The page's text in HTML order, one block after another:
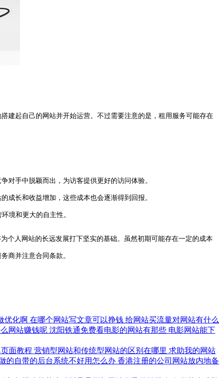
建起自己的网站并开始运营。不过需要注意的是，租用服务可能存在
对手中脱颖而出，为访客提供更好的访问体验。
长和收益增加，这些成本也会逐渐得到回报。
境和更大的自主性。
个人网站的长远发展打下坚实的基础。虽然初期可能存在一定的成本
商并注意合同条款。
优化啊 在哪个网站写文章可以挣钱 给网站买流量对网站有什么
网站赚钱呢 沈阳铁通免费看电影的网站有那些 电影网站能下
面教程 营销型网站和传统型网站的区别在哪里 求助我的网站
的自带的后台系统不好用怎么办 香港注册的公司网站放内地备